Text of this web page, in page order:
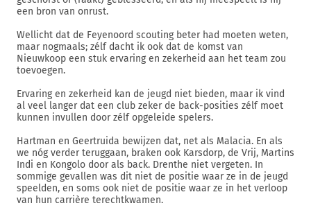
een bron van onrust.
Wellicht dat de Feyenoord scouting beter had moeten weten,
maar nogmaals; zélf dacht ik ook dat de komst van
Nieuwkoop een stuk ervaring en zekerheid aan het team zou
toevoegen.
Ervaring en zekerheid kan de jeugd niet bieden, maar ik vind
al veel langer dat een club zeker de back-posities zélf moet
kunnen invullen door zélf opgeleide spelers.
Hartman en Geertruida bewijzen dat, net als Malacia. En als
we nóg verder teruggaan, braken ook Karsdorp, de Vrij, Martins
Indi en Kongolo door als back. Drenthe niet vergeten. In
sommige gevallen was dit niet de positie waar ze in de jeugd
speelden, en soms ook niet de positie waar ze in het verloop
van hun carrière terechtkwamen.